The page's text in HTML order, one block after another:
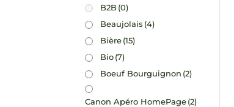
B2B(0)
Beaujolais (4)
Bière(15)
Bio(7)
Boeuf Bourguignon (2)
Canon Apéro HomePage(2)